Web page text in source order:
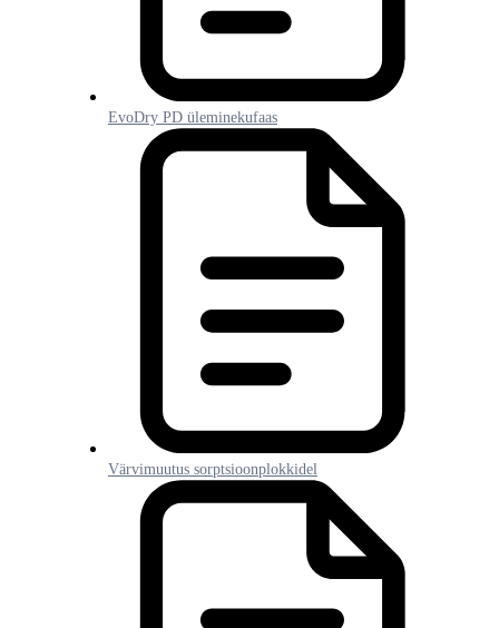
EvoDry PD üleminekufaas
Värvimuutus sorptsioonplokkidel